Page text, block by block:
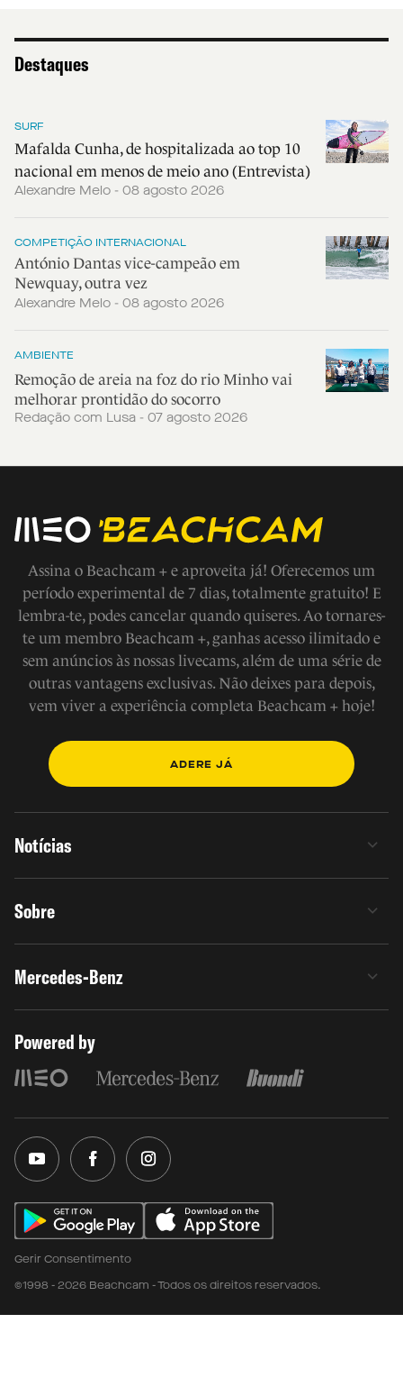
Destaques
SURF
Mafalda Cunha, de hospitalizada ao top 10
nacional em menos de meio ano (Entrevista)
Alexandre Melo - 08 agosto 2026
COMPETIÇÃO INTERNACIONAL
António Dantas vice-campeão em
Newquay, outra vez
Alexandre Melo - 08 agosto 2026
AMBIENTE
Remoção de areia na foz do rio Minho vai
melhorar prontidão do socorro
Redação com Lusa - 07 agosto 2026
Assina o Beachcam + e aproveita já! Oferecemos um
período experimental de 7 dias, totalmente gratuito! E
lembra-te, podes cancelar quando quiseres. Ao tornares-
te um membro Beachcam +, ganhas acesso ilimitado e
sem anúncios às nossas livecams, além de uma série de
outras vantagens exclusivas. Não deixes para depois,
vem viver a experiência completa Beachcam + hoje!
ADERE JÁ
Notícias
Sobre
Mercedes-Benz
Powered by
Gerir Consentimento
©1998 - 2026 Beachcam - Todos os direitos reservados.